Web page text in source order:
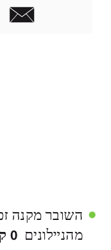
מהניילונים 0 ק"מ